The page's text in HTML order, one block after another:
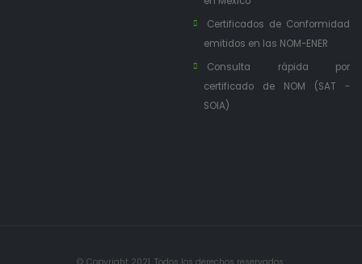
Certificados de Conformidad
emitidos en las NOM-ENER
Consulta rápida por
certificado de NOM (SAT -
SOIA)